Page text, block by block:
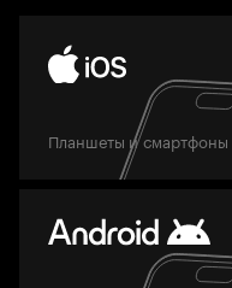
Планшеты и смартфоны